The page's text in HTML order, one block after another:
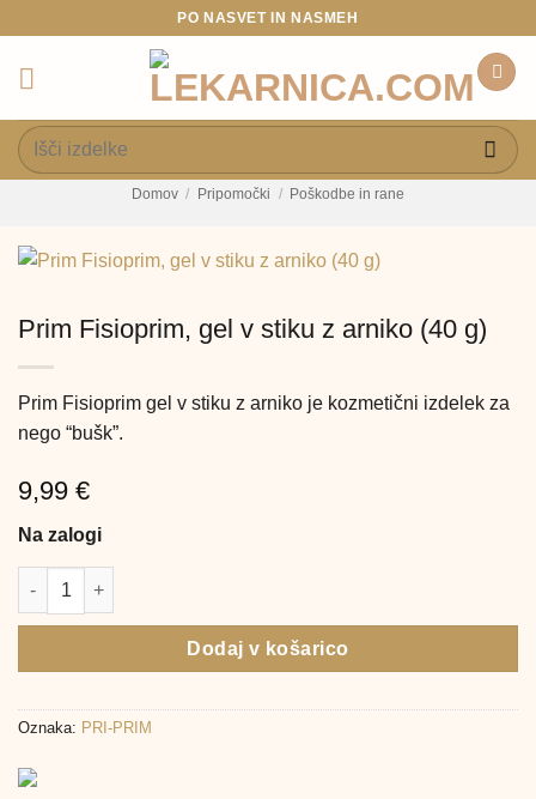
vsebino
PO NASVET IN NASMEH
Išči:
Domov / Pripomočki / Poškodbe in rane
Prim Fisioprim, gel v stiku z arniko (40 g)
Prim Fisioprim gel v stiku z arniko je kozmetični izdelek za
nego “bušk”.
9,99 €
Na zalogi
Prim Fisioprim, gel v stiku z arniko (40 g) količina
Dodaj v košarico
Oznaka: PRI-PRIM